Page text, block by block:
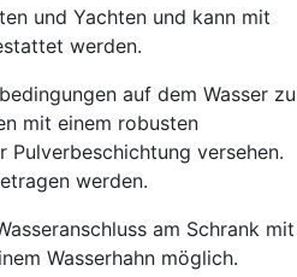
und Yachten und kann mit
werden.
auf dem Wasser zu
mit einem robusten
Pulverbeschichtung versehen.
werden.
am Schrank mit
Wasserhahn möglich.